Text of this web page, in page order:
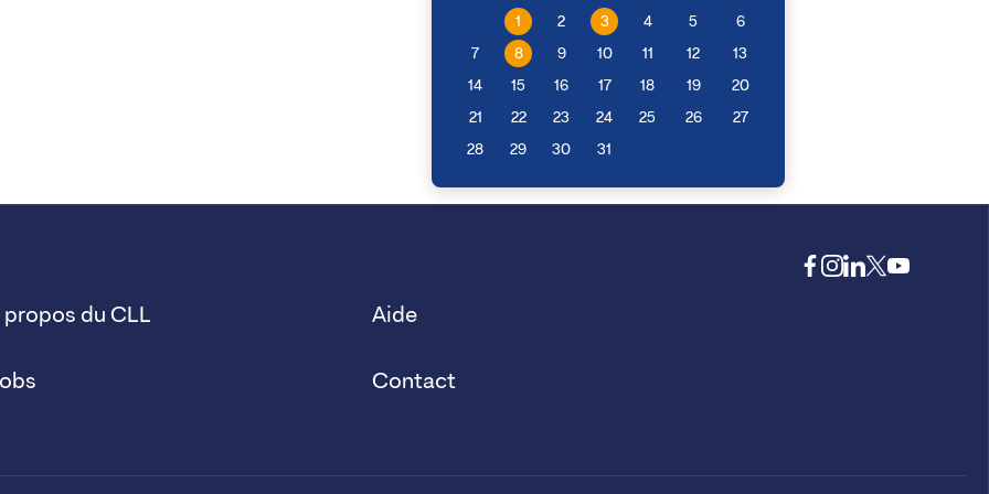
1 2 3 4 5 6
7 8 9 10 11 12 13
14 15 16 17 18 19 20
21 22 23 24 25 26 27
28 29 30 31
propos du CLL Aide
Contact